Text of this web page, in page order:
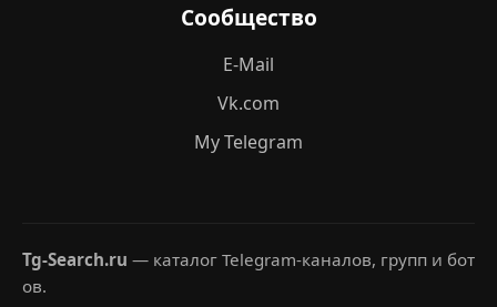
Сообщество
E-Mail
Vk.com
My Telegram
Tg-Search.ru — каталог Telegram-каналов, групп и бот
ов.